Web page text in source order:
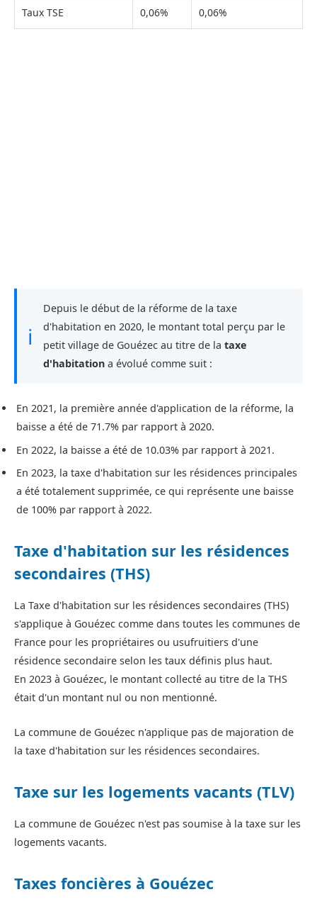
Taux TSE 0,06% 0,06%
ℹ
Depuis le début de la réforme de la taxe
d'habitation en 2020, le montant total perçu par le
petit village de Gouézec au titre de la taxe
d'habitation a évolué comme suit :
En 2021, la première année d'application de la réforme, la
baisse a été de 71.7% par rapport à 2020.
En 2022, la baisse a été de 10.03% par rapport à 2021.
En 2023, la taxe d'habitation sur les résidences principales
a été totalement supprimée, ce qui représente une baisse
de 100% par rapport à 2022.
Taxe d'habitation sur les résidences
secondaires (THS)
La Taxe d'habitation sur les résidences secondaires (THS)
s'applique à Gouézec comme dans toutes les communes de
France pour les propriétaires ou usufruitiers d'une
résidence secondaire selon les taux définis plus haut.
En 2023 à Gouézec, le montant collecté au titre de la THS
était d'un montant nul ou non mentionné.
La commune de Gouézec n'applique pas de majoration de
la taxe d'habitation sur les résidences secondaires.
Taxe sur les logements vacants (TLV)
La commune de Gouézec n'est pas soumise à la taxe sur les
logements vacants.
Taxes foncières à Gouézec